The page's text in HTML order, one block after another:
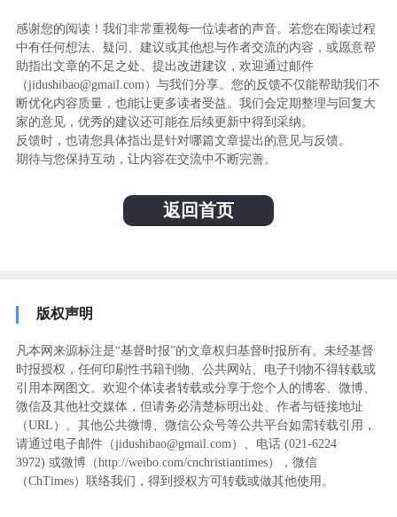
感谢您的阅读！我们非常重视每一位读者的声音。若您在阅读过程
中有任何想法、疑问、建议或其他想与作者交流的内容，或愿意帮
助指出文章的不足之处、提出改进建议，欢迎通过邮件
（jidushibao@gmail.com）与我们分享。您的反馈不仅能帮助我们不
断优化内容质量，也能让更多读者受益。我们会定期整理与回复大
家的意见，优秀的建议还可能在后续更新中得到采纳。
反馈时，也请您具体指出是针对哪篇文章提出的意见与反馈。
期待与您保持互动，让内容在交流中不断完善。
返回首页
版权声明
凡本网来源标注是“基督时报”的文章权归基督时报所有。未经基督
时报授权，任何印刷性书籍刊物、公共网站、电子刊物不得转载或
引用本网图文。欢迎个体读者转载或分享于您个人的博客、微博、
微信及其他社交媒体，但请务必清楚标明出处、作者与链接地址
（URL）。其他公共微博、微信公众号等公共平台如需转载引用，
请通过电子邮件（jidushibao@gmail.com）、电话 (021-6224
3972) ‬或微博（http://weibo.com/cnchristiantimes），微信
（ChTimes）联络我们，得到授权方可转载或做其他使用。